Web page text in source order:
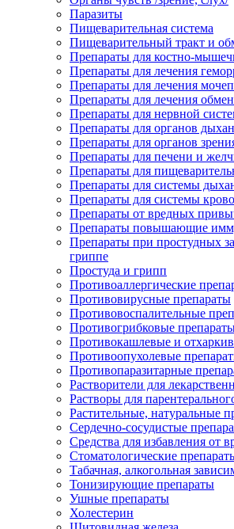
Паразиты
Пищеварительная система
Пищеварительный тракт и
Препараты для костно-
Препараты для лечения
Препараты для лечения
Препараты для лечения
Препараты для нервной
Препараты для органов
Препараты для органов
Препараты для печени и
Препараты для
Препараты для системы
Препараты для системы
Препараты от вредных
Препараты повышающие
Препараты при простудных
гриппе
Простуда и грипп
Противоаллергические
Противовирусные препараты
Противовоспалительные
Противогрибковые
Противокашлевые и
Противоопухолевые
Противопаразитарные
Растворители для
Растворы для
Растительные, натуральные
Сердечно-сосудистые
Средства для избавления от
Стоматологические
Табачная, алкогольная
Тонизирующие препараты
Ушные препараты
Холестерин